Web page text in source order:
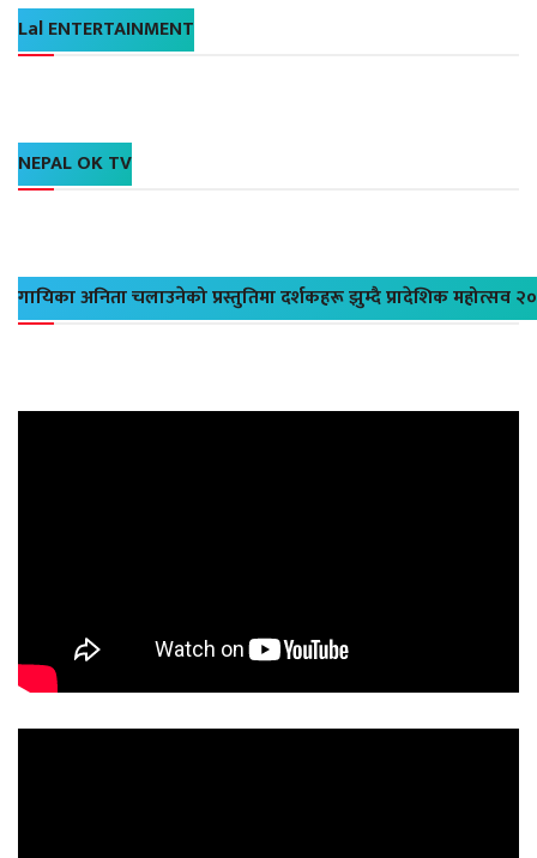
Lal ENTERTAINMENT
NEPAL OK TV
गायिका अनिता चलाउनेको प्रस्तुतिमा दर्शकहरू झुम्दै प्रादेशिक महोत्सव